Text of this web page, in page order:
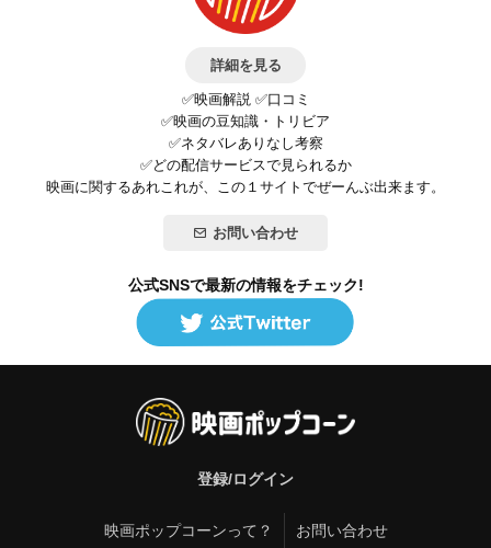
詳細を見る
✅映画解説 ✅口コミ
✅映画の豆知識・トリビア
✅ネタバレありなし考察
✅どの配信サービスで見られるか
映画に関するあれこれが、この１サイトでぜーんぶ出来ます。
お問い合わせ
公式SNSで最新の情報をチェック!
登録/ログイン
映画ポップコーンって？ お問い合わせ